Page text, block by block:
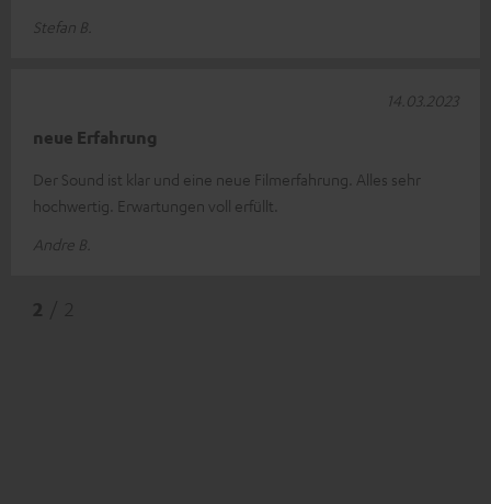
Stefan B.
neue Erfahrung
Der Sound ist klar und eine neue Filmerfahrung. Alles sehr
hochwertig. Erwartungen voll erfüllt.
Andre B.
14.03.2023